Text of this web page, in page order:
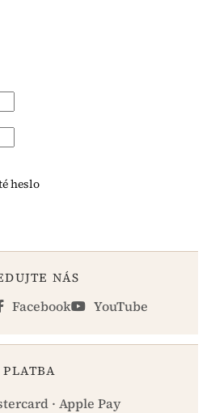
heslo
NÁS
Facebook YouTube
PLATBA
· Apple Pay